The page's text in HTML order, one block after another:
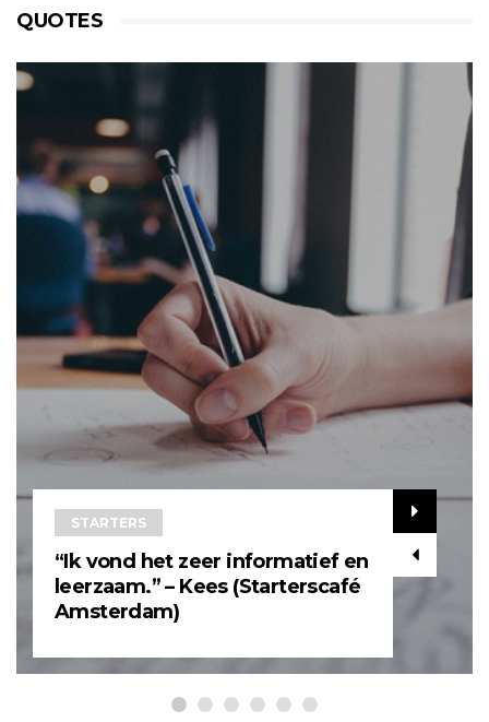
QUOTES
STARTERS
“Ik vond het zeer informatief en
leerzaam.” – Kees (Starterscafé
Amsterdam)